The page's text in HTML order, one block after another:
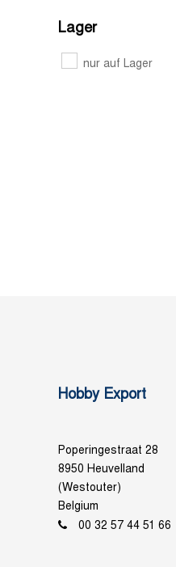
Lager
nur auf Lager
Hobby Export
Poperingestraat 28
8950 Heuvelland
(Westouter)
Belgium
00 32 57 44 51 66